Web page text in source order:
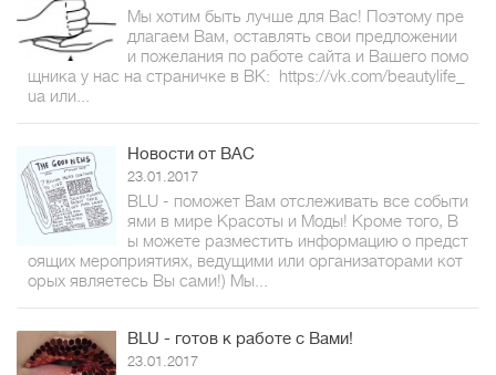
Мы хотим быть лучше для Вас! Поэтому пре
длагаем Вам, оставлять свои предложении
и пожелания по работе сайта и Вашего помо
щника у нас на страничке в ВК: https://vk.com/beautylife_
ua или...
Новости от ВАС
23.01.2017
BLU - поможет Вам отслеживать все событи
ями в мире Красоты и Моды! Кроме того, В
ы можете разместить информацию о предст
оящих мероприятиях, ведущими или организаторами кот
орых являетесь Вы сами!) Мы...
BLU - готов к работе с Вами!
23.01.2017